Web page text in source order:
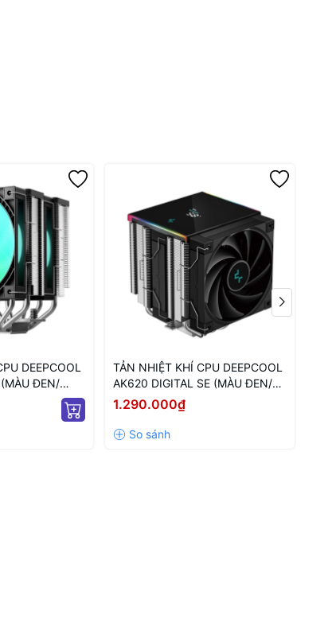
năng tản nhiệt tốt
thông.
DEEPCOOL
ĐEN/
ARGB)
TẢN NHIỆT KHÍ CPU DEEPCOOL
AK620 DIGITAL SE (MÀU ĐEN/
HIỂN THỊ NHIỆT ĐỘ)
1.290.000₫